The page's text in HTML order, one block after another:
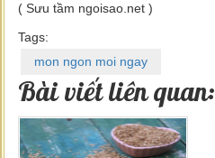
( Sưu tầm ngoisao.net )
Tags:
mon ngon moi ngay
Bài viết liên quan: